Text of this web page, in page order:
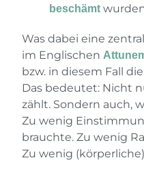
beschämt
Was dabei eine
im Englischen
bzw. in diesem Fall
Das bedeutet: Nicht
zählt. Sondern auch,
Zu wenig
brauchte. Zu wenig
Zu wenig